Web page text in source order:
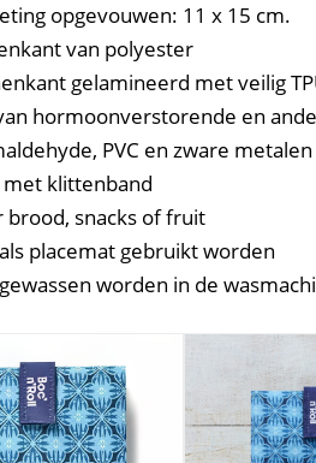
opgevouwen: 11 x 15 cm.
van polyester
gelamineerd met veilig
hormoonverstorende en
PVC en zware metalen
met klittenband
brood, snacks of fruit
placemat gebruikt worden
worden in de